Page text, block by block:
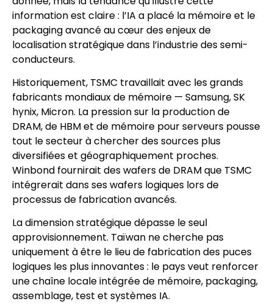
information est claire : l’IA a placé la mémoire et le
packaging avancé au cœur des enjeux de
localisation stratégique dans l’industrie des semi-
conducteurs.
Historiquement, TSMC travaillait avec les grands
fabricants mondiaux de mémoire — Samsung, SK
hynix, Micron. La pression sur la production de
DRAM, de HBM et de mémoire pour serveurs pousse
tout le secteur à chercher des sources plus
diversifiées et géographiquement proches.
Winbond fournirait des wafers de DRAM que TSMC
intégrerait dans ses wafers logiques lors de
processus de fabrication avancés.
La dimension stratégique dépasse le seul
approvisionnement. Taïwan ne cherche pas
uniquement à être le lieu de fabrication des puces
logiques les plus innovantes : le pays veut renforcer
une chaîne locale intégrée de mémoire, packaging,
assemblage, test et systèmes IA.